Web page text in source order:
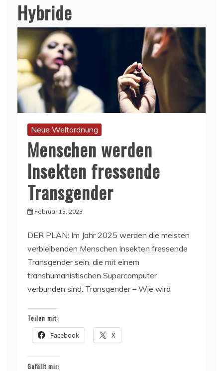
Hybride
Neue Weltordnung
Menschen werden
Insekten fressende
Transgender
Februar 13, 2023
DER PLAN: Im Jahr 2025 werden die meisten
verbleibenden Menschen Insekten fressende
Transgender sein, die mit einem
transhumanistischen Supercomputer
verbunden sind. Transgender – Wie wird
Teilen mit:
Facebook X
Gefällt mir: